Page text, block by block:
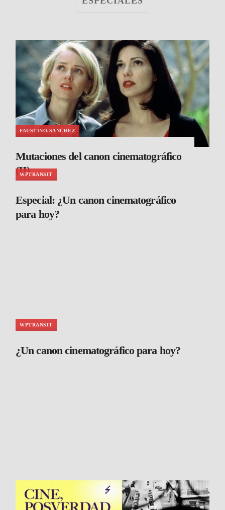
FAUSTINO.SANCHEZ
Mutaciones del canon cinematográfico
(II)
WPTRANSIT
Especial: ¿Un canon cinematográfico
para hoy?
WPTRANSIT
¿Un canon cinematográfico para hoy?